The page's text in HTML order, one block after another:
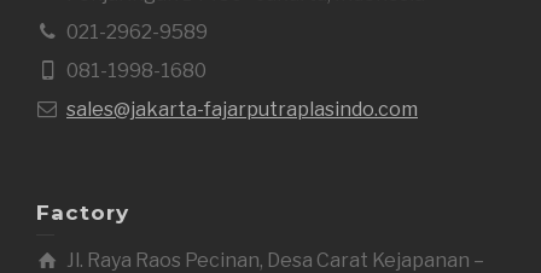
021-2962-9589
081-1998-1680
sales@jakarta-fajarputraplasindo.com
Factory
Jl. Raya Raos Pecinan, Desa Carat Kejapanan –